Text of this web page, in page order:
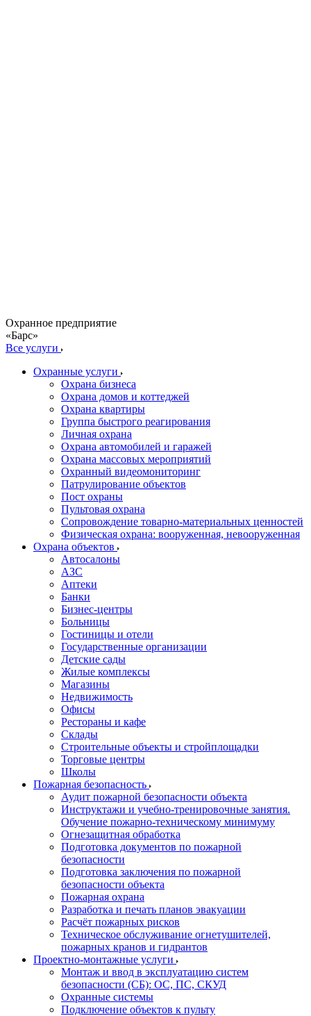
Охранное предприятие
«Барс»
Все услуги
Охранные услуги
Охрана бизнеса
Охрана домов и коттеджей
Охрана квартиры
Группа быстрого реагирования
Личная охрана
Охрана автомобилей и гаражей
Охрана массовых мероприятий
Охранный видеомониторинг
Патрулирование объектов
Пост охраны
Пультовая охрана
Сопровождение товарно-материальных ценностей
Физическая охрана: вооруженная, невооруженная
Охрана объектов
Автосалоны
АЗС
Аптеки
Банки
Бизнес-центры
Больницы
Гостиницы и отели
Государственные организации
Детские сады
Жилые комплексы
Магазины
Недвижимость
Офисы
Рестораны и кафе
Склады
Строительные объекты и стройплощадки
Торговые центры
Школы
Пожарная безопасность
Аудит пожарной безопасности объекта
Инструктажи и учебно-тренировочные занятия.
Обучение пожарно-техническому минимуму
Огнезащитная обработка
Подготовка документов по пожарной
безопасности
Подготовка заключения по пожарной
безопасности объекта
Пожарная охрана
Разработка и печать планов эвакуации
Расчёт пожарных рисков
Техническое обслуживание огнетушителей,
пожарных кранов и гидрантов
Проектно-монтажные услуги
Монтаж и ввод в эксплуатацию систем
безопасности (СБ): ОС, ПС, СКУД
Охранные системы
Подключение объектов к пульту